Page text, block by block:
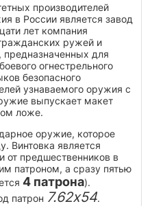
производителей
в России является завод
лет компания
ружей и
для
огнестрельного
безопасного
узнаваемого оружия с
выпускает макет
ложе.
оружие, которое
Винтовка является
от предшественников в
патроном, а сразу пятью
4 патрона).
патрон 7.62х54.